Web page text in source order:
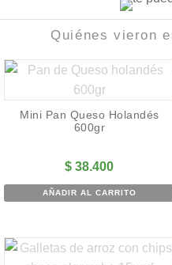
Quiénes vieron
Mini Pan Queso Holandés
600gr
$ 38.400
AÑADIR AL CARRITO